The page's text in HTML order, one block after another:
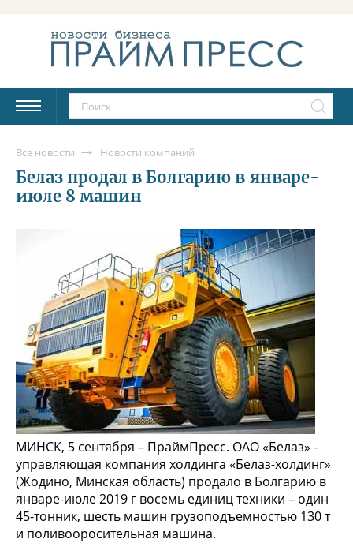
Все новости Новости компаний
Белаз продал в Болгарию в январе-
июле 8 машин
МИНСК, 5 сентября – ПраймПресс. ОАО «Белаз» -
управляющая компания холдинга «Белаз-холдинг»
(Жодино, Минская область) продало в Болгарию в
январе-июле 2019 г восемь единиц техники – один
45-тонник, шесть машин грузоподъемностью 130 т
и поливооросительная машина.